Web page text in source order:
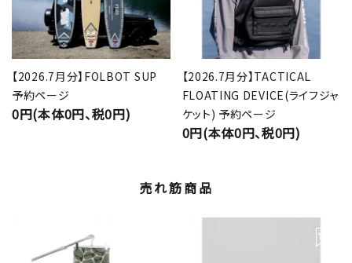
【2026.7月分】FOLBOT SUP
予約ページ
0円(本体0円、税0円)
【2026.7月分】TACTICAL
FLOATING DEVICE(ライフジャ
ケット) 予約ページ
0円(本体0円、税0円)
売れ筋商品